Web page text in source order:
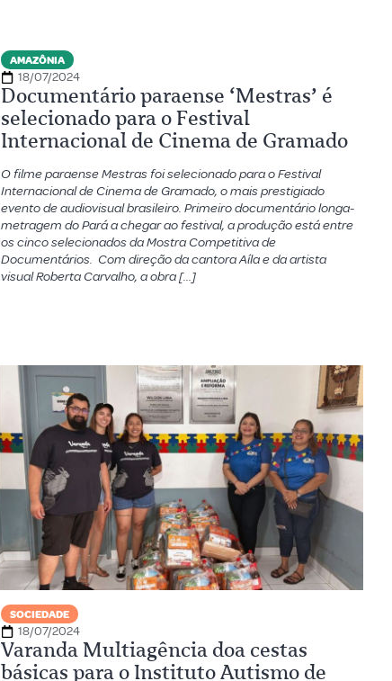
AMAZÔNIA
18/07/2024
Documentário paraense ‘Mestras’ é
selecionado para o Festival
Internacional de Cinema de Gramado
O filme paraense Mestras foi selecionado para o Festival
Internacional de Cinema de Gramado, o mais prestigiado
evento de audiovisual brasileiro. Primeiro documentário longa-
metragem do Pará a chegar ao festival, a produção está entre
os cinco selecionados da Mostra Competitiva de
Documentários. Com direção da cantora Aíla e da artista
visual Roberta Carvalho, a obra […]
SOCIEDADE
18/07/2024
Varanda Multiagência doa cestas
básicas para o Instituto Autismo de